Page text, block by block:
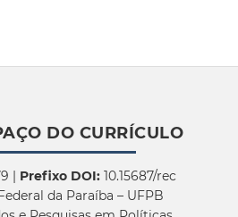
DO CURRÍCULO
| Prefixo DOI:10.15687/rec
da Paraíba – UFPB